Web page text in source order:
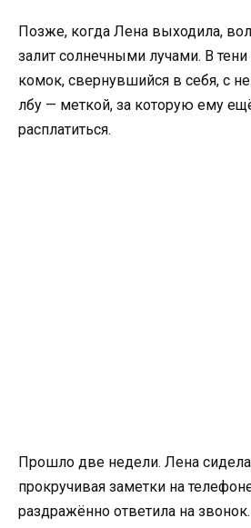
Позже, когда Лена выходила,
залит солнечными лучами. В
комок, свернувшийся в себя, с
лбу — меткой, за которую ему
расплатиться.
Прошло две недели. Лена
прокручивая заметки на
раздражённо ответила на звонок.